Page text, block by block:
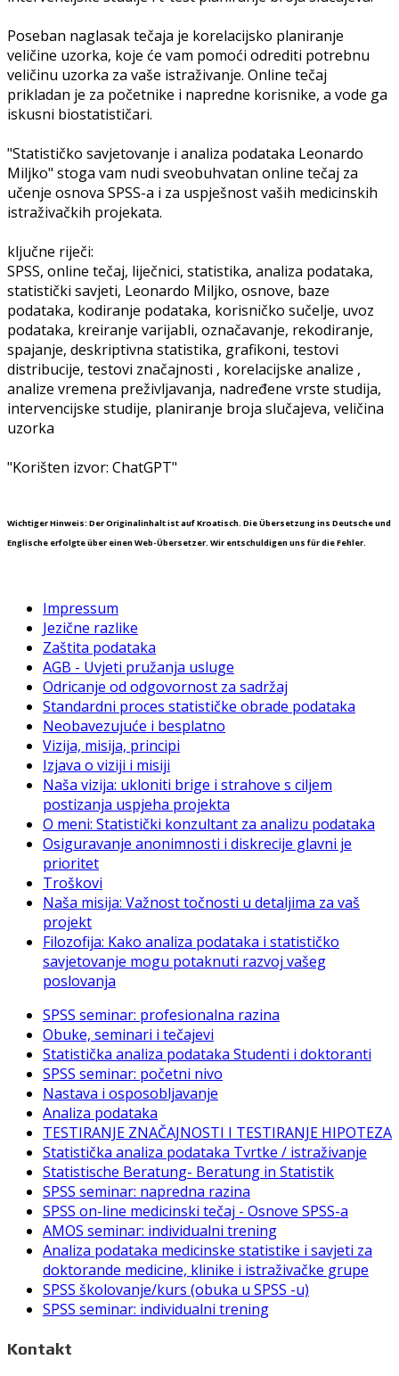
Poseban naglasak tečaja je korelacijsko planiranje
veličine uzorka, koje će vam pomoći odrediti potrebnu
veličinu uzorka za vaše istraživanje. Online tečaj
prikladan je za početnike i napredne korisnike, a vode ga
iskusni biostatističari.
"Statističko savjetovanje i analiza podataka Leonardo
Miljko" stoga vam nudi sveobuhvatan online tečaj za
učenje osnova SPSS-a i za uspješnost vaših medicinskih
istraživačkih projekata.
ključne riječi:
SPSS, online tečaj, liječnici, statistika, analiza podataka,
statistički savjeti, Leonardo Miljko, osnove, baze
podataka, kodiranje podataka, korisničko sučelje, uvoz
podataka, kreiranje varijabli, označavanje, rekodiranje,
spajanje, deskriptivna statistika, grafikoni, testovi
distribucije, testovi značajnosti , korelacijske analize ,
analize vremena preživljavanja, nadređene vrste studija,
intervencijske studije, planiranje broja slučajeva, veličina
uzorka
"Korišten izvor: ChatGPT"
Wichtiger Hinweis: Der Originalinhalt ist auf Kroatisch. Die Übersetzung ins Deutsche und
Englische erfolgte über einen Web-Übersetzer. Wir entschuldigen uns für die Fehler.
Impressum
Jezične razlike
Zaštita podataka
AGB - Uvjeti pružanja usluge
Odricanje od odgovornost za sadržaj
Standardni proces statističke obrade podataka
Neobavezujuće i besplatno
Vizija, misija, principi
Izjava o viziji i misiji
Naša vizija: ukloniti brige i strahove s ciljem
postizanja uspjeha projekta
O meni: Statistički konzultant za analizu podataka
Osiguravanje anonimnosti i diskrecije glavni je
prioritet
Troškovi
Naša misija: Važnost točnosti u detaljima za vaš
projekt
Filozofija: Kako analiza podataka i statističko
savjetovanje mogu potaknuti razvoj vašeg
poslovanja
SPSS seminar: profesionalna razina
Obuke, seminari i tečajevi
Statistička analiza podataka Studenti i doktoranti
SPSS seminar: početni nivo
Nastava i osposobljavanje
Analiza podataka
TESTIRANJE ZNAČAJNOSTI I TESTIRANJE HIPOTEZA
Statistička analiza podataka Tvrtke / istraživanje
Statistische Beratung- Beratung in Statistik
SPSS seminar: napredna razina
SPSS on-line medicinski tečaj - Osnove SPSS-a
AMOS seminar: individualni trening
Analiza podataka medicinske statistike i savjeti za
doktorande medicine, klinike i istraživačke grupe
SPSS školovanje/kurs (obuka u SPSS -u)
SPSS seminar: individualni trening
Kontakt